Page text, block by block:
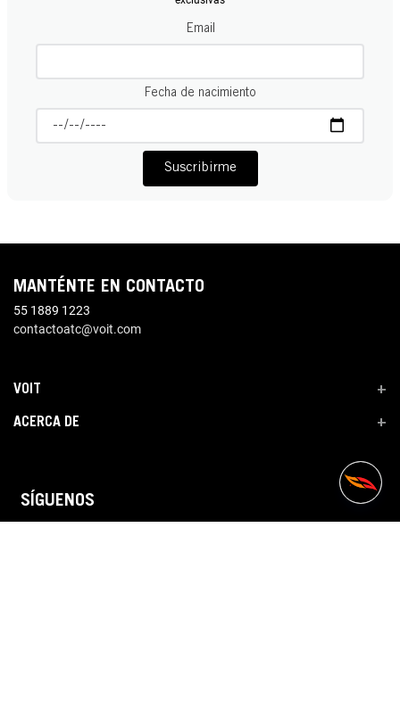
Email
Fecha de nacimiento
Suscribirme
MANTÉNTE EN CONTACTO
55 1889 1223
contactoatc@voit.com
VOIT +
ACERCA DE +
SÍGUENOS